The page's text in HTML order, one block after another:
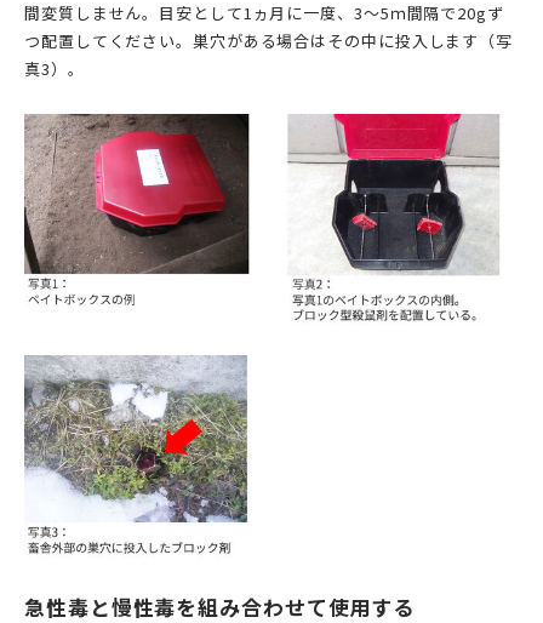
間変質しません。目安として1ヵ月に一度、3～5ｍ間隔で20gず
つ配置してください。巣穴がある場合はその中に投入します（写
真3）。
急性毒と慢性毒を組み合わせて使用する